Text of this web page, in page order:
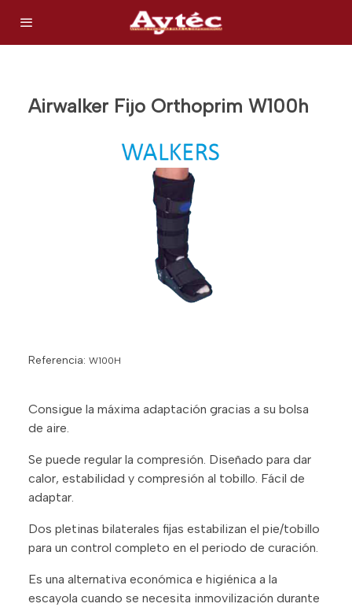
Airwalker Fijo Orthoprim W100h
Referencia: W100H
Consigue la máxima adaptación gracias a su bolsa
de aire.
Se puede regular la compresión. Diseñado para dar
calor, estabilidad y compresión al tobillo. Fácil de
adaptar.
Dos pletinas bilaterales fijas estabilizan el pie/tobillo
para un control completo en el periodo de curación.
Es una alternativa económica e higiénica a la
escayola cuando se necesita inmovilización durante